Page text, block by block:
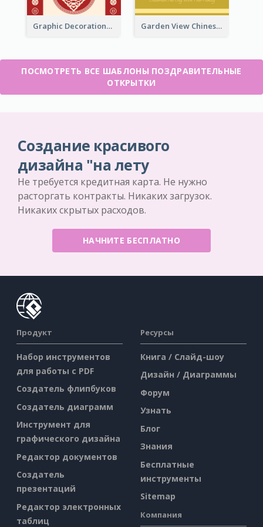
Graphic Decorations Chinese New Year Greeting Card Garden View Chinese New Year Greeting Card
ПОСМОТРЕТЬ ВСЕ ШАБЛОНЫ ПОЗДРАВИТЕЛЬНЫЕ
ОТКРЫТКИ
Создание красивого
дизайна "на лету
Не требуется кредитная карта. Не нужно
расторгать контракты. Никаких загрузок.
Никаких скрытых расходов.
НАЧНИТЕ БЕСПЛАТНО
Продукт
Набор инструментов
для работы с PDF
Создатель флипбуков
Создатель диаграмм
Инструмент для
графического дизайна
Редактор документов
Создатель
презентаций
Редактор электронных
таблиц
Ресурсы
Книга / Слайд-шоу
Дизайн / Диаграммы
Форум
Узнать
Блог
Знания
Бесплатные
инструменты
Sitemap
Компания